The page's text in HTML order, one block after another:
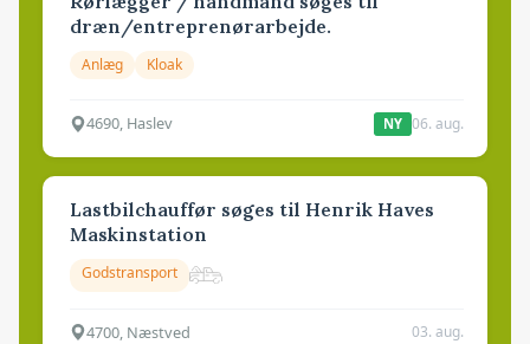
dræn/entreprenørarbejde.
Anlæg Kloak
4690, Haslev NY 06. aug.
Lastbilchauffør søges til Henrik Haves
Maskinstation
Godstransport
4700, Næstved 03. aug.